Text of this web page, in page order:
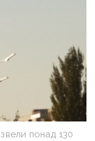
понад 130